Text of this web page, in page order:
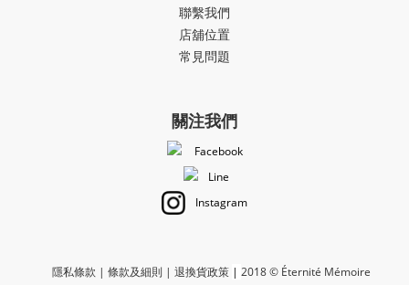
聯繫我們
店舖位置
常見問題
關注我們
Facebook
Line
Instagram
隱私條款 | 條款及細則 | 退換貨政策 | 2018 © Éternité Mémoire